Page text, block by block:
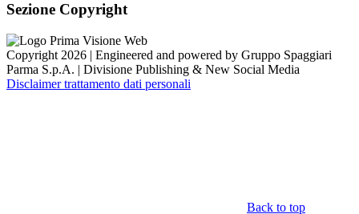
Sezione Copyright
Copyright 2026 | Engineered and powered by Gruppo Spaggiari
Parma S.p.A. | Divisione Publishing & New Social Media
Disclaimer trattamento dati personali
Back to top